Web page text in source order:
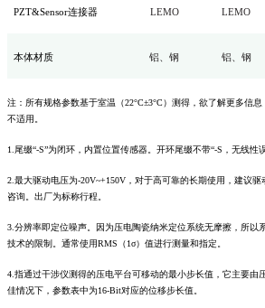
PZT&Sensor连接器 LEMO LEMO
本体材质 铝、钢 铝、钢
注：所有规格参数基于室温（22°C±3°C）测得，欲了解更多信
不适用。
1.尾缀“-S”为闭环，内置位置传感器。开环尾缀不带“-S，无线性
2.最大驱动电压为-20V~+150V，对于高可靠的长期使用，建议
咨询。出厂为标称行程。
3.分辨率即定位噪声。因为压电陶瓷纳米定位系统无摩擦，所以
技术的限制。通常使用RMS（1σ）值进行测量和指定。
4.指通过干涉仪测得的压电平台可移动的最小步长值，它主要由
佳情况下，参数表中为16-Bit对应的位移步长值。